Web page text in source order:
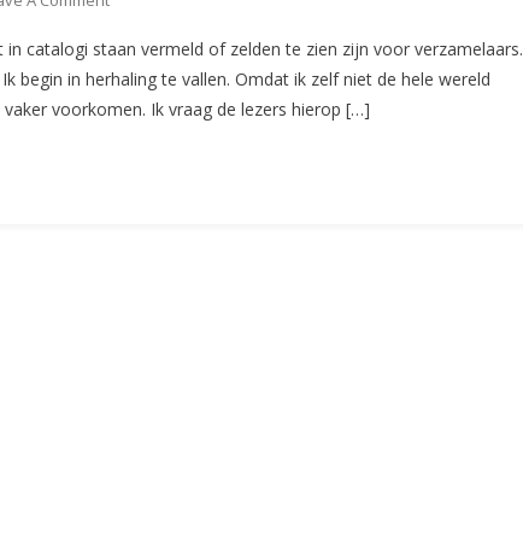
Aangifte
(CS37)
catalogi staan vermeld of zelden te zien zijn voor verzamelaars.
begin in herhaling te vallen. Omdat ik zelf niet de hele wereld
voorkomen. Ik vraag de lezers hierop […]